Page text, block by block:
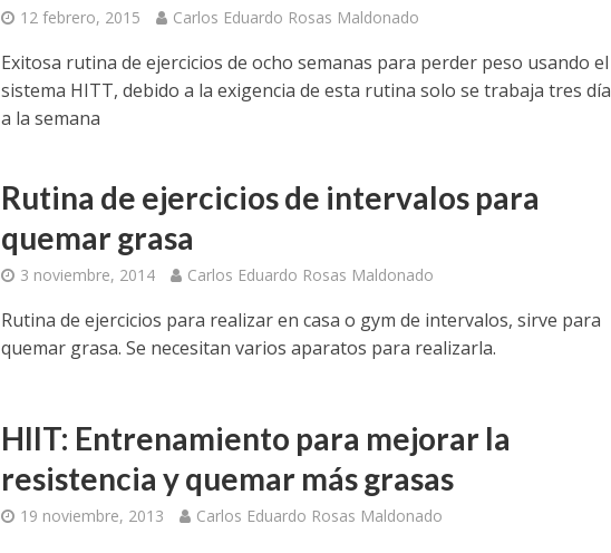
12 febrero, 2015 Carlos Eduardo Rosas Maldonado
Exitosa rutina de ejercicios de ocho semanas para perder peso usando el
sistema HITT, debido a la exigencia de esta rutina solo se trabaja tres
a la semana
Rutina de ejercicios de intervalos para
quemar grasa
3 noviembre, 2014 Carlos Eduardo Rosas Maldonado
Rutina de ejercicios para realizar en casa o gym de intervalos, sirve para
quemar grasa. Se necesitan varios aparatos para realizarla.
HIIT: Entrenamiento para mejorar la
resistencia y quemar más grasas
19 noviembre, 2013 Carlos Eduardo Rosas Maldonado